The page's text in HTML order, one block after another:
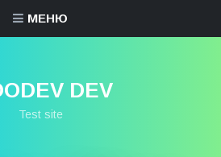
МЕНЮ
DEV
Test site